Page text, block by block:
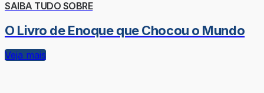
SAIBA TUDO SOBRE
O Livro de Enoque que Chocou o Mundo
Veja mais